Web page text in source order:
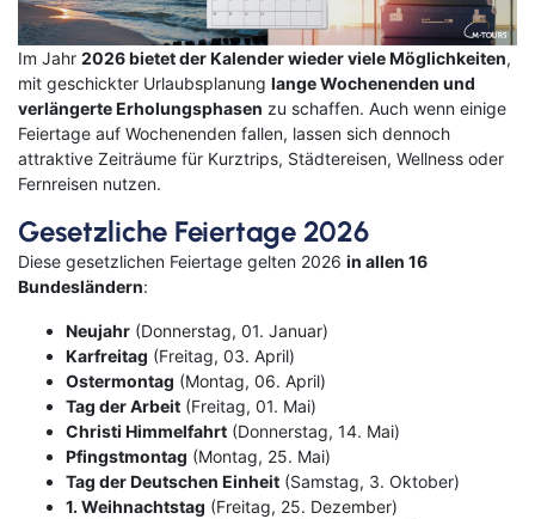
Klassische Konzerte
Konzertreisen
Kunst, Kultur & Kulinarik
Nord- & Ostsee
Opernreisen
Premiumreisen
Sehenswürdigkeiten entdecken
Silvesterreisen
Sportreisen
Städtereisen
Italien
Malta
Portugal
Skandinavien
Spanien
Zypern
Fernreisen
Reiseziele entdecken
Flusskreuzfahrt mit
Haustürabholung
Hochseekreuzfahrten
Hurtigruten
Loire Kreuzfahrt
Mein Schiff Kombireisen
Mosel Kreuzfahrten
Reedereien
Rhein-Kreuzfahrten
Flusskreuzfahrten Last Minute
Im Jahr 2026 bietet der Kalender wieder viele Möglichkeiten,
mit geschickter Urlaubsplanung lange Wochenenden und
verlängerte Erholungsphasen zu schaffen. Auch wenn einige
Feiertage auf Wochenenden fallen, lassen sich dennoch
attraktive Zeiträume für Kurztrips, Städtereisen, Wellness oder
Fernreisen nutzen.
Gesetzliche Feiertage 2026
Diese gesetzlichen Feiertage gelten 2026 in allen 16
Bundesländern:
Neujahr (Donnerstag, 01. Januar)
Karfreitag (Freitag, 03. April)
Ostermontag (Montag, 06. April)
Tag der Arbeit (Freitag, 01. Mai)
Christi Himmelfahrt (Donnerstag, 14. Mai)
Pfingstmontag (Montag, 25. Mai)
Tag der Deutschen Einheit (Samstag, 3. Oktober)
1. Weihnachtstag (Freitag, 25. Dezember)